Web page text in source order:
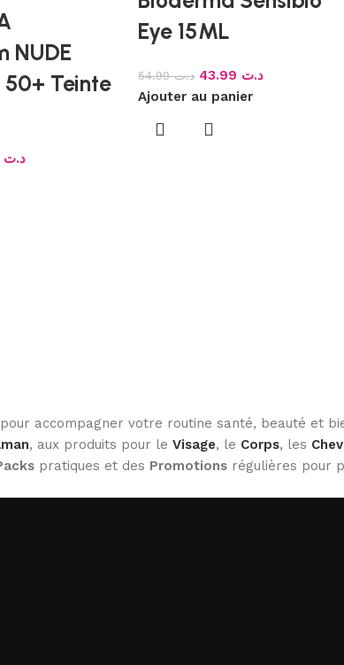
NUDE
50+ Teinte
د.ت
Eye 15ML
د.ت54.99 د.ت
Ajouter au panier
accompagner votre routine santé, beauté et
, aux produits pour le Visage, le Corps, les
pratiques et des Promotions régulières pour